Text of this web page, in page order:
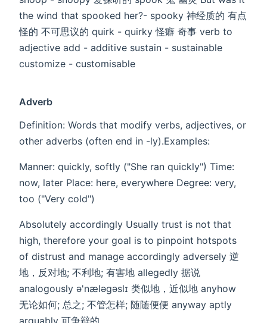
the wind that spooked her?- spooky 神经质的 有点
怪的 不可思议的 quirk - quirky 怪癖 奇事 verb to
adjective add - additive sustain - sustainable
customize - customisable
Adverb
Definition:​​ Words that modify verbs, adjectives, or
other adverbs (often end in -ly). ​​Examples:​​
Manner: quickly, softly ("She ran ​​quickly​​") Time:
now, later Place: here, everywhere Degree: very,
too ("​​Very​​ cold")
Absolutely accordingly Usually trust is not that
high, therefore your goal is to pinpoint hotspots
of distrust and manage accordingly adversely 逆
地，反对地; 不利地; 有害地 allegedly 据说
analogously ə'næləgəslɪ 类似地，近似地 anyhow
无论如何; 总之; 不管怎样; 随随便便 anyway aptly